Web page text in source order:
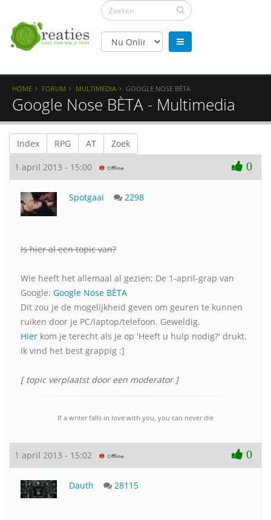
HOME FORUM MULTIMEDIA GOOGLE NOSE BÈTA
Google Nose BÈTA - Multimedia
Index RPG AT Zoek
1 april 2013 - 15:00 0
Spotgaai 2298
Is hier al een topic van?
Wie heeft het allemaal al gezien; De 1-april-grap van
Google: Google Nose BÈTA
Dit zou je de mogelijkheid geven om geuren te kunnen
ruiken door je PC/laptop/telefoon. Geweldig.
Hier kom je terecht als je op 'Heeft u hulp nodig?' drukt.
Ik vind het best grappig :]
[ topic verplaatst door een moderator ]
If a writer falls in love with you, you can never die
1 april 2013 - 15:02 0
Dauth 28115